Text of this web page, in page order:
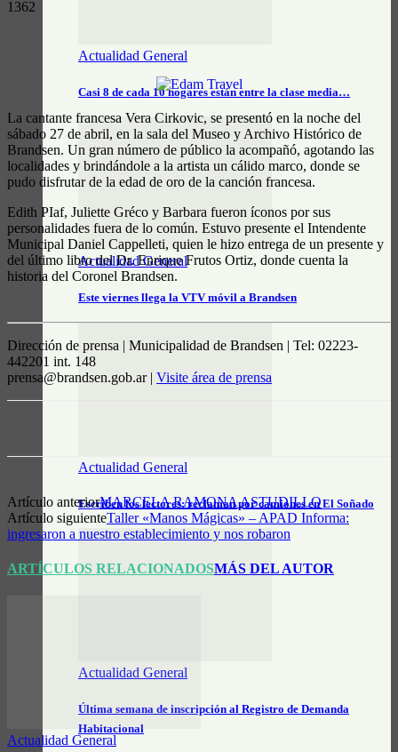
Actualidad General
Casi 8 de cada 10 hogares están entre la clase media…
Actualidad General
Este viernes llega la VTV móvil a Brandsen
Actualidad General
Escriben los lectores: reclaman por camiones en El Soñado
Actualidad General
Última semana de inscripción al Registro de Demanda
Habitacional
1362
La cantante francesa Vera Cirkovic, se presentó en la noche del
sábado 27 de abril, en la sala del Museo y Archivo Histórico de
Brandsen. Un gran número de público la acompañó, agotando las
localidades y brindándole a la artista un cálido marco, donde se
pudo disfrutar de la edad de oro de la canción francesa.
Edith PIaf, Juliette Gréco y Barbara fueron íconos por sus
personalidades fuera de lo común. Estuvo presente el Intendente
Municipal Daniel Cappelleti, quien le hizo entrega de un presente y
del último libro del Dr. Enrique Frutos Ortiz, donde cuenta la
historia del Coronel Brandsen.
Dirección de prensa | Municipalidad de Brandsen | Tel: 02223-
442201 int. 148
prensa@brandsen.gob.ar | Visite área de prensa
Artículo anteriorMARCELA RAMONA ASTUDILLO
Artículo siguienteTaller «Manos Mágicas» – APAD Informa:
ingresaron a nuestro establecimiento y nos robaron
ARTÍCULOS RELACIONADOSMÁS DEL AUTOR
Actualidad General